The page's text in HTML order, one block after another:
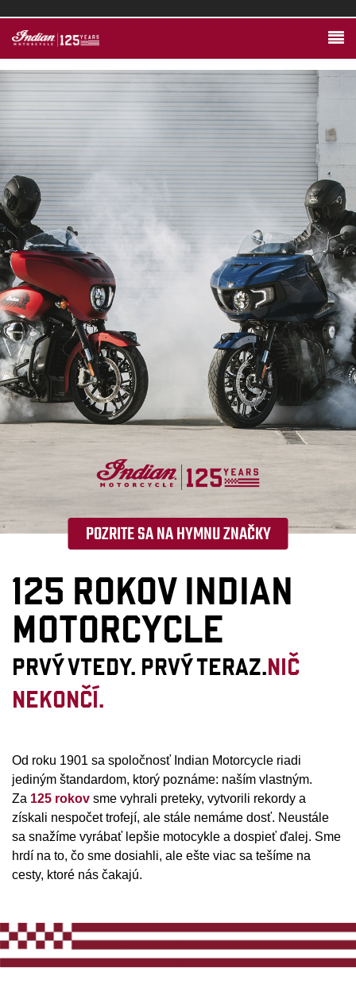
POZRITE SA NA HYMNU ZNAČKY
125 ROKOV INDIAN
MOTORCYCLE
PRVÝ VTEDY. PRVÝ TERAZ.NIČ
NEKONČÍ.
Od roku 1901 sa spoločnosť Indian Motorcycle riadi
jediným štandardom, ktorý poznáme: naším vlastným.
Za 125 rokov sme vyhrali preteky, vytvorili rekordy a
získali nespočet trofejí, ale stále nemáme dosť. Neustále
sa snažíme vyrábať lepšie motocykle a dospieť ďalej. Sme
hrdí na to, čo sme dosiahli, ale ešte viac sa tešíme na
cesty, ktoré nás čakajú.